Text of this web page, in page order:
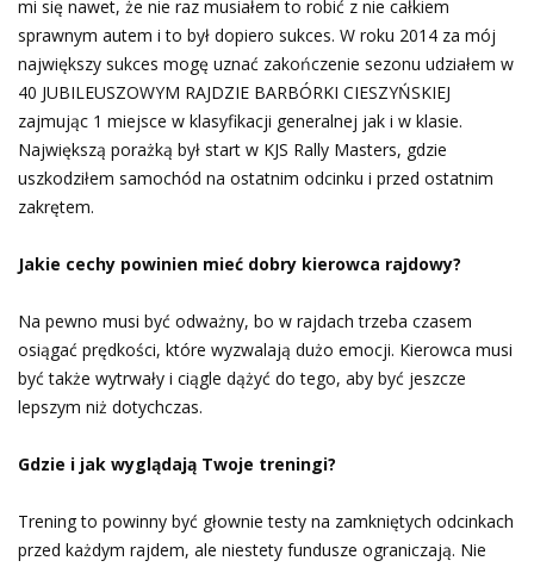
mi się nawet, że nie raz musiałem to robić z nie całkiem
sprawnym autem i to był dopiero sukces. W roku 2014 za mój
największy sukces mogę uznać zakończenie sezonu udziałem w
40 JUBILEUSZOWYM RAJDZIE BARBÓRKI CIESZYŃSKIEJ
zajmując 1 miejsce w klasyfikacji generalnej jak i w klasie.
Największą porażką był start w KJS Rally Masters, gdzie
uszkodziłem samochód na ostatnim odcinku i przed ostatnim
zakrętem.
Jakie cechy powinien mieć dobry kierowca rajdowy?
Na pewno musi być odważny, bo w rajdach trzeba czasem
osiągać prędkości, które wyzwalają dużo emocji. Kierowca musi
być także wytrwały i ciągle dążyć do tego, aby być jeszcze
lepszym niż dotychczas.
Gdzie i jak wyglądają Twoje treningi?
Trening to powinny być głownie testy na zamkniętych odcinkach
przed każdym rajdem, ale niestety fundusze ograniczają. Nie